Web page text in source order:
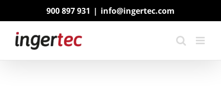
900 897 931 | info@ingertec.com